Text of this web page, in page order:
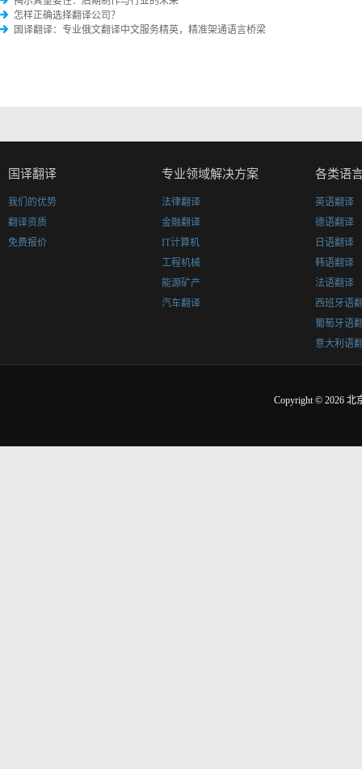
怎样正确选择翻译公司？
国译翻译：专业俄文翻译中文服务精英，精准架通语言桥梁
国译翻译
我们的优势
翻译资质
免费报价
专业领域解决方案
法律翻译
金融翻译
IT计算机
工程机械
能源矿产
汽车翻译
各类语
英语翻译
德语翻译
日语翻译
韩语翻译
法语翻译
西班牙语
葡萄牙语
意大利语
Copyright © 2026 北